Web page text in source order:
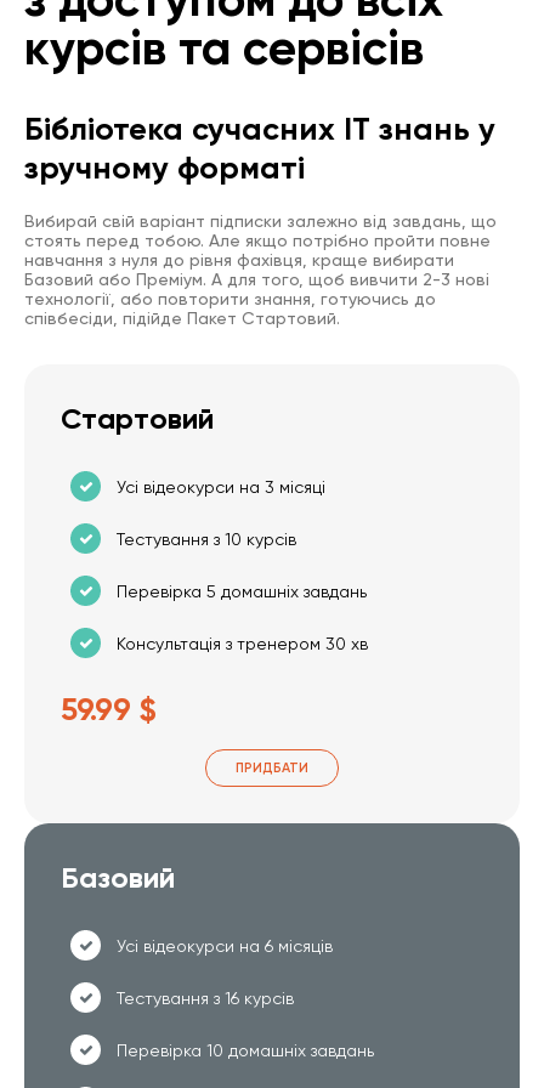
курсів та сервісів
Бібліотека сучасних IT знань у
зручному форматі
Вибирай свій варіант підписки залежно від завдань, що
стоять перед тобою. Але якщо потрібно пройти повне
навчання з нуля до рівня фахівця, краще вибирати
Базовий або Преміум. А для того, щоб вивчити 2-3 нові
технології, або повторити знання, готуючись до
співбесіди, підійде Пакет Стартовий.
Стартовий
Усі відеокурси на 3 місяці
Тестування з 10 курсів
Перевірка 5 домашніх завдань
Консультація з тренером 30 хв
59.99 $
ПРИДБАТИ
Базовий
Усі відеокурси на 6 місяців
Тестування з 16 курсів
Перевірка 10 домашніх завдань